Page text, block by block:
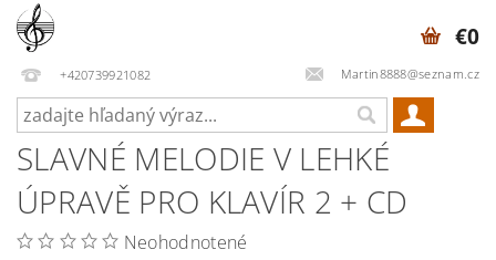
+420739921082 Martin8888@seznam.cz
€0
SLAVNÉ MELODIE V LEHKÉ
ÚPRAVĚ PRO KLAVÍR 2 + CD
Neohodnotené